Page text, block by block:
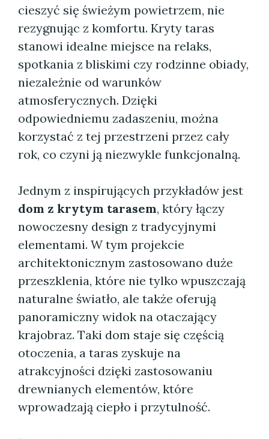
cieszyć się świeżym powietrzem, nie
rezygnując z komfortu. Kryty taras
stanowi idealne miejsce na relaks,
spotkania z bliskimi czy rodzinne obiady,
niezależnie od warunków
atmosferycznych. Dzięki
odpowiedniemu zadaszeniu, można
korzystać z tej przestrzeni przez cały
rok, co czyni ją niezwykle funkcjonalną.
Jednym z inspirujących przykładów jest
dom z krytym tarasem, który łączy
nowoczesny design z tradycyjnymi
elementami. W tym projekcie
architektonicznym zastosowano duże
przeszklenia, które nie tylko wpuszczają
naturalne światło, ale także oferują
panoramiczny widok na otaczający
krajobraz. Taki dom staje się częścią
otoczenia, a taras zyskuje na
atrakcyjności dzięki zastosowaniu
drewnianych elementów, które
wprowadzają ciepło i przytulność.